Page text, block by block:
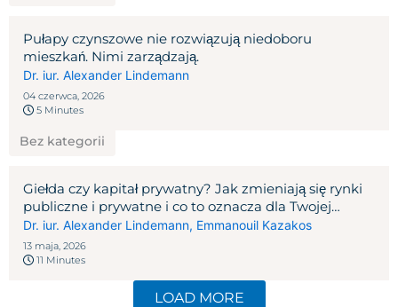
Pułapy czynszowe nie rozwiązują niedoboru
mieszkań. Nimi zarządzają.
Dr. iur. Alexander Lindemann
04 czerwca, 2026
5 Minutes
Bez kategorii
Giełda czy kapitał prywatny? Jak zmieniają się rynki
publiczne i prywatne i co to oznacza dla Twojej
kolejnej transakcji?
Dr. iur. Alexander Lindemann, Emmanouil Kazakos
13 maja, 2026
11 Minutes
LOAD MORE